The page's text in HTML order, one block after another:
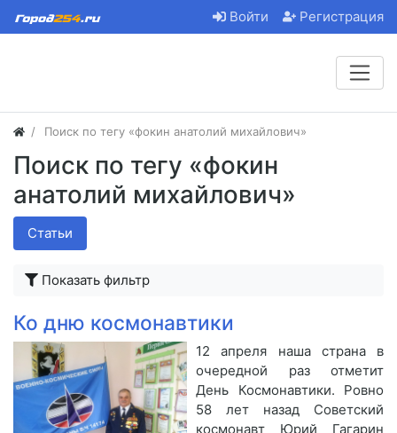
Войти Регистрация
Поиск по тегу «фокин анатолий михайлович»
Поиск по тегу «фокин
анатолий михайлович»
Статьи
Показать фильтр
Ко дню космонавтики
12 апреля наша страна в
очередной раз отметит
День Космонавтики. Ровно
58 лет назад Советский
космонавт Юрий Гагарин